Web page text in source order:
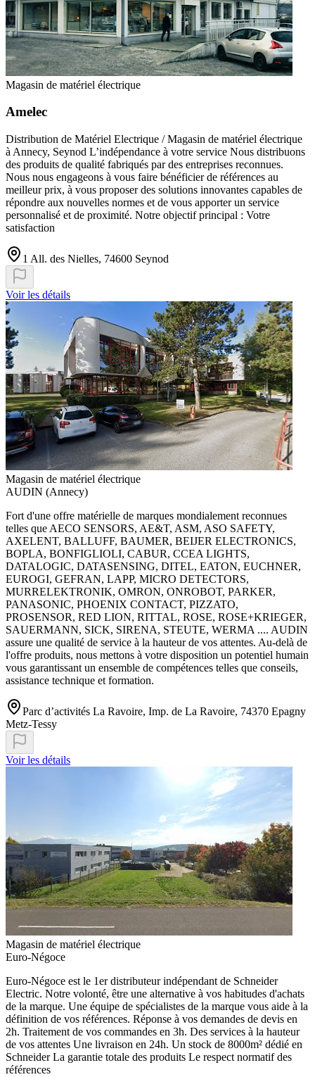
Magasin de matériel électrique
Amelec
Distribution de Matériel Electrique / Magasin de matériel électrique
à Annecy, Seynod L’indépendance à votre service Nous distribuons
des produits de qualité fabriqués par des entreprises reconnues.
Nous nous engageons à vous faire bénéficier de références au
meilleur prix, à vous proposer des solutions innovantes capables de
répondre aux nouvelles normes et de vous apporter un service
personnalisé et de proximité. Notre objectif principal : Votre
satisfaction
1 All. des Nielles, 74600 Seynod
Voir les détails
Magasin de matériel électrique
AUDIN (Annecy)
Fort d'une offre matérielle de marques mondialement reconnues
telles que AECO SENSORS, AE&T, ASM, ASO SAFETY,
AXELENT, BALLUFF, BAUMER, BEIJER ELECTRONICS,
BOPLA, BONFIGLIOLI, CABUR, CCEA LIGHTS,
DATALOGIC, DATASENSING, DITEL, EATON, EUCHNER,
EUROGI, GEFRAN, LAPP, MICRO DETECTORS,
MURRELEKTRONIK, OMRON, ONROBOT, PARKER,
PANASONIC, PHOENIX CONTACT, PIZZATO,
PROSENSOR, RED LION, RITTAL, ROSE, ROSE+KRIEGER,
SAUERMANN, SICK, SIRENA, STEUTE, WERMA .... AUDIN
assure une qualité de service à la hauteur de vos attentes. Au-delà de
l'offre produits, nous mettons à votre disposition un potentiel humain
vous garantissant un ensemble de compétences telles que conseils,
assistance technique et formation.
Parc d’activités La Ravoire, Imp. de La Ravoire, 74370 Epagny
Metz-Tessy
Voir les détails
Magasin de matériel électrique
Euro-Négoce
Euro-Négoce est le 1er distributeur indépendant de Schneider
Electric. Notre volonté, être une alternative à vos habitudes d'achats
de la marque. Une équipe de spécialistes de la marque vous aide à la
définition de vos références. Réponse à vos demandes de devis en
2h. Traitement de vos commandes en 3h. Des services à la hauteur
de vos attentes Une livraison en 24h. Un stock de 8000m² dédié en
Schneider La garantie totale des produits Le respect normatif des
références